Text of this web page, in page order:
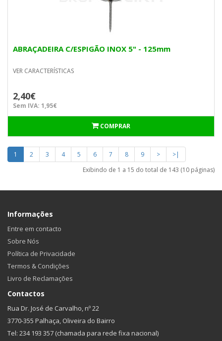
ABRAÇADEIRA C/ESPIGÃO INOX 5" - 125mm
VER CARACTERÍSTICAS
2,40€
Sem IVA: 1,95€
COMPRAR
1 2 3 4 5 6 7 8 9 >
>|
Exibindo de 1 a 15 do total de 143 (10 páginas)
Informações
Entre em contacto
Sobre Nós
Política de Privacidade
Termos & Condições
Livro de Reclamações
Contactos
Rua Dr. José de Carvalho, nº 22
3770-355 Palhaça, Oliveira do Bairro
Tel: 234 193 357 (chamada para rede fixa nacional)